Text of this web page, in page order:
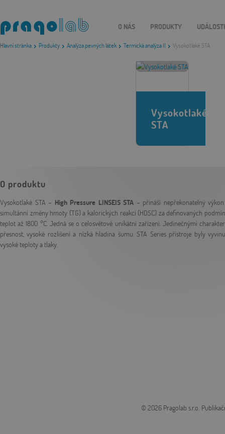
Hlavní stránka Produkty Analýza pevných látek Termická analýza II Vysokotlaké STA
O NÁS PRODUKTY UDÁLOSTI
Vysokotlaké
STA
O produktu
Vysokotlaké STA – High Pressure LINSEIS STA – přináší nepřekonatelný
simultánní změny hmoty (TG) a kalorických reakcí (HDSC) za definovaných
teplot až 1800 °C. Jedná se o celosvětově unikátní zařízení. Jedinečnými
přesnost, vysoké rozlišení a nízká hladina šumu. STA Series přístroje byly
vysoké teploty a tlaky.
© 2026 Pragolab s.r.o.